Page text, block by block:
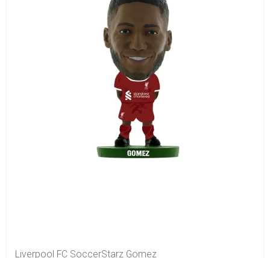
Liverpool FC SoccerStarz Gomez